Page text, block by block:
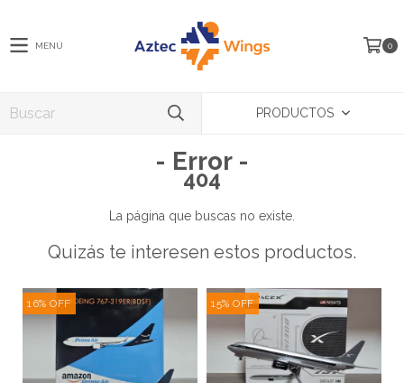
MENÚ 0
PRODUCTOS
- Error -
404
La página que buscas no existe.
Quizás te interesen estos productos.
16% OFF 15% OFF